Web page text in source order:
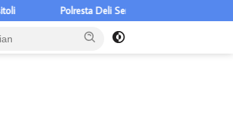
Polresta Deli Serdang Musnahkan 1,2 Kg Sabu,